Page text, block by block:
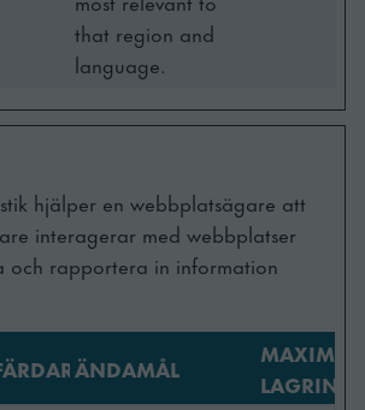
that region and
language.
hjälper en webbplatsägare att
interagerar med webbplatser
och rapportera in information
ÄNDAMÅL
MAXIMAL